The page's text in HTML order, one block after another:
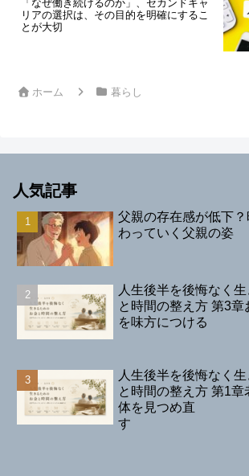
「なぜ働き続けるのか」、セカンドキャ
リアの選択は、その目的を明確にするこ
とが大切
ホーム 暮らし
人気記事
父親の存在感が低下
わっていく父親の姿
人生後半を後悔なく
と時間の整え方 第3
を味方につける
人生後半を後悔なく
と時間の整え方 第1章
体を見つめ直